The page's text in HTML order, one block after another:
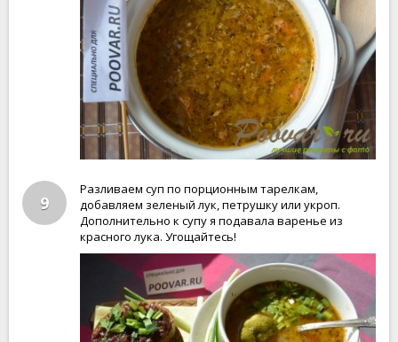
9
Разливаем суп по порционным тарелкам,
добавляем зеленый лук, петрушку или укроп.
Дополнительно к супу я подавала варенье из
красного лука. Угощайтесь!